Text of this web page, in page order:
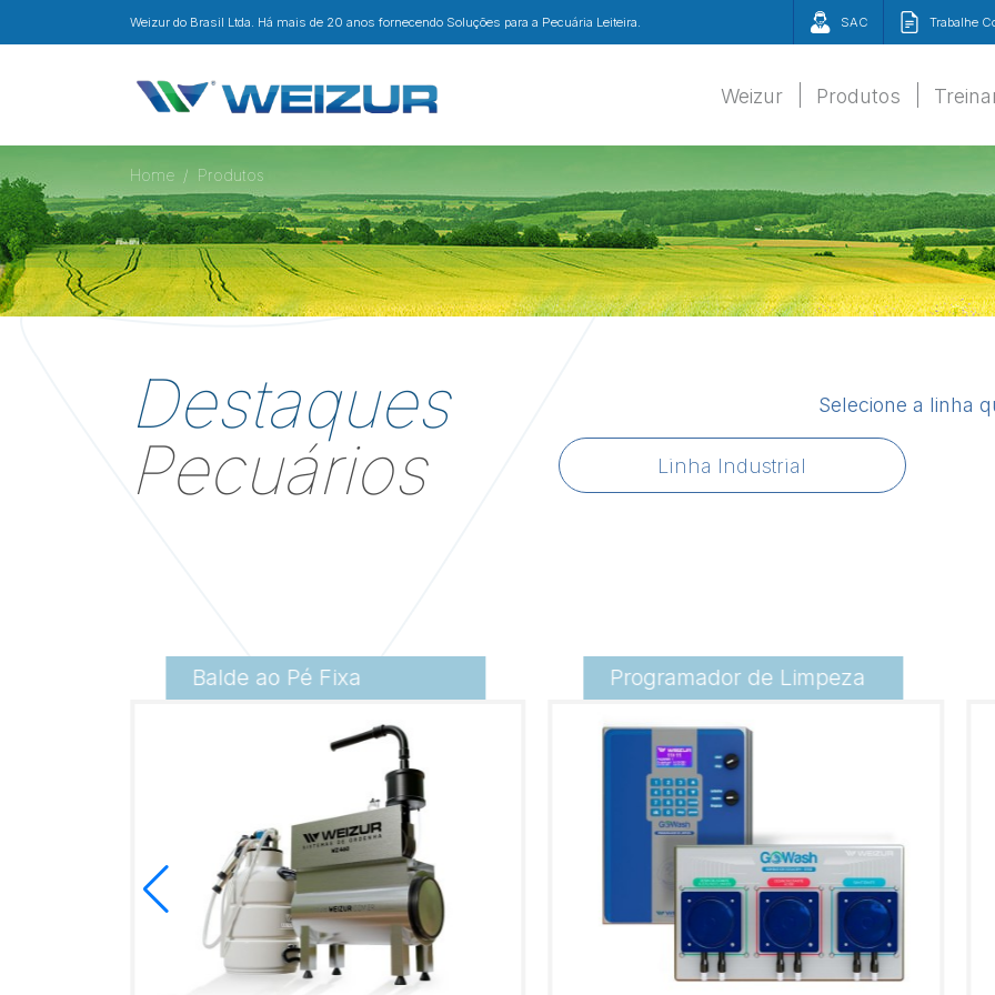
Weizur do Brasil Ltda. Há mais de 20 anos fornecendo Soluções para a Pecuária Leiteira. SAC Trabalhe
Weizur Produtos
Home Produtos
Destaques
Pecuários
Selecione a linha
Linha Industrial
Balde ao Pé Fixa Programador de Limpeza